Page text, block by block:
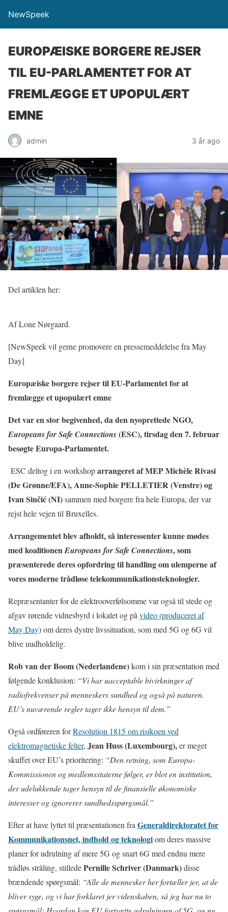
NewSpeek
EUROPÆISKE BORGERE REJSER
TIL EU-PARLAMENTET FOR AT
FREMLÆGGE ET UPOPULÆRT
EMNE
admin 3 år ago
Del artiklen her:
Af Lone Nørgaard.
[NewSpeek vil gerne promovere en pressemeddelelse fra May
Day]
Europæiske borgere rejser til EU-Parlamentet for at
fremlægge et upopulært emne
Det var en stor begivenhed, da den nyoprettede NGO,
Europeans for Safe Connections(ESC), tirsdag den 7. februar
besøgte Europa-Parlamentet.
ESC deltog i en workshoparrangeret af MEP Michèle Rivasi
(De Grønne/EFA), Anne-Sophie PELLETIER (Venstre) og
Ivan Sinčić (NI)sammen med borgere fra hele Europa, der var
rejst hele vejen til Bruxelles.
Arrangementet blev afholdt, så interessenter kunne mødes
med koalitionenEuropeans for Safe Connections, som
præsenterede deres opfordring til handling om ulemperne af
vores moderne trådløse telekommunikationsteknologier.
Repræsentanter for de elektrooverfølsomme var også til stede og
afgav rørende vidnesbyrd i lokalet og på video (produceret af
May Day) om deres dystre livssituation, som med 5G og 6G vil
blive uudholdelig.
Rob van der Boom (Nederlandene)kom i sin præsentation med
følgende konklusion: “Vi har uacceptable bivirkninger af
radiofrekvenser på menneskers sundhed og også på naturen.
EU’s nuværende regler tager ikke hensyn til dem.”
Også ordføreren forResolution 1815 om risikoen ved
elektromagnetiske felter, Jean Huss (Luxembourg),er meget
skuffet over EU’s prioritering: “Den retning, som Europa-
Kommissionen og medlemsstaterne følger, er blot en institution,
der udelukkende tager hensyn til de finansielle økonomiske
interesser og ignorerer sundhedsspørgsmål.”
Efter at have lyttet til præsentationen fra Generaldirektoratet for
Kommunikationsnet, indhold og teknologiom deres massive
planer for udrulning af mere 5G og snart 6G med endnu mere
trådløs stråling, stilledePernille Schriver (Danmark)disse
brændende spørgsmål: “Alle de mennesker her fortæller jer, at de
bliver syge, og vi har forklaret jer videnskaben, så jeg har nu to